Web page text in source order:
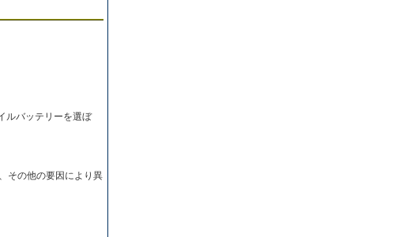
ルバッテリーを選ぼ
その他の要因により異